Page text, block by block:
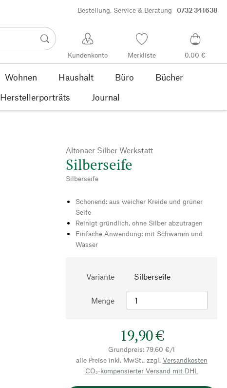
Bestellung, Service & Beratung 0732 341638
Kundenkonto Merkliste 0,00 €
Wohnen Haushalt Büro
Bücher
Herstellerporträts Journal
Altonaer Silber Werkstatt
Silberseife
Silberseife
Schonend: aus weicher Kreide und grüner
Seife
Reinigt gründlich, ohne Silber abzutragen
Einfache Anwendung: mit Schwamm und
Wasser
Variante Silberseife
Menge
19,90 €
Grundpreis: 79,60 €/l
alle Preise inkl. MwSt., zzgl. Versandkosten
CO₂-kompensierter Versand mit DHL